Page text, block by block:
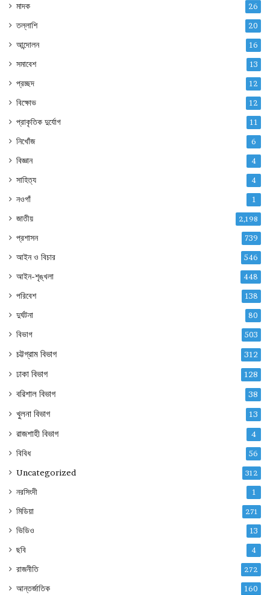
মাদক 26
তল্লাশি 20
আন্দোলন 16
সমাবেশ 13
প্রচ্ছদ 12
বিক্ষোভ 12
প্রাকৃতিক দুর্যোগ 11
নিখোঁজ 6
বিজ্ঞান 4
সাহিত্য 4
নওগাঁ 1
জাতীয় 2,198
প্রশাসন 739
আইন ও বিচার 546
আইন-শৃঙ্খলা 448
পরিবেশ 138
দুর্ঘটনা 80
বিভাগ 503
চট্টগ্রাম বিভাগ 312
ঢাকা বিভাগ 128
বরিশাল বিভাগ 38
খুলনা বিভাগ 13
রাজশাহী বিভাগ 4
বিবিধ 56
Uncategorized 312
নরসিংদী 1
মিডিয়া 271
ভিডিও 13
ছবি 4
রাজনীতি 272
আন্তর্জাতিক 160